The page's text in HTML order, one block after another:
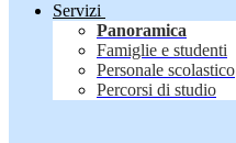
Servizi
Panoramica
Famiglie e studenti
Personale scolastico
Percorsi di studio